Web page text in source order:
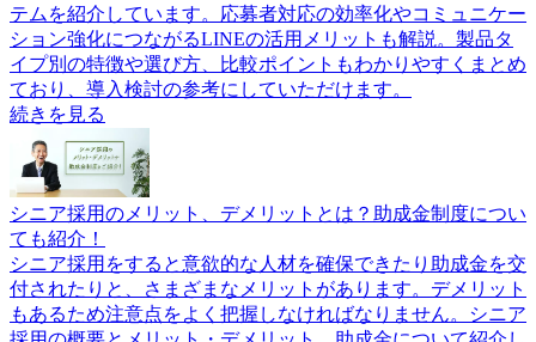
テムを紹介しています。応募者対応の効率化やコミュニケー
ション強化につながるLINEの活用メリットも解説。製品タ
イプ別の特徴や選び方、比較ポイントもわかりやすくまとめ
ており、導入検討の参考にしていただけます。
続きを見る
シニア採用のメリット、デメリットとは？助成金制度につい
ても紹介！
シニア採用をすると意欲的な人材を確保できたり助成金を交
付されたりと、さまざまなメリットがあります。デメリット
もあるため注意点をよく把握しなければなりません。シニア